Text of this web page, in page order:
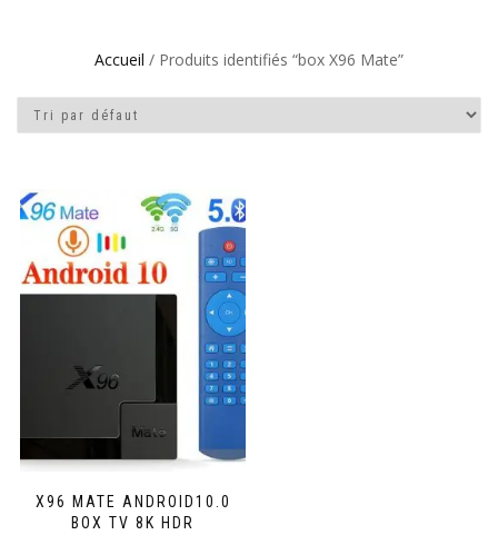
Accueil / Produits identifiés “box X96 Mate”
X96 MATE ANDROID10.0
BOX TV 8K HDR